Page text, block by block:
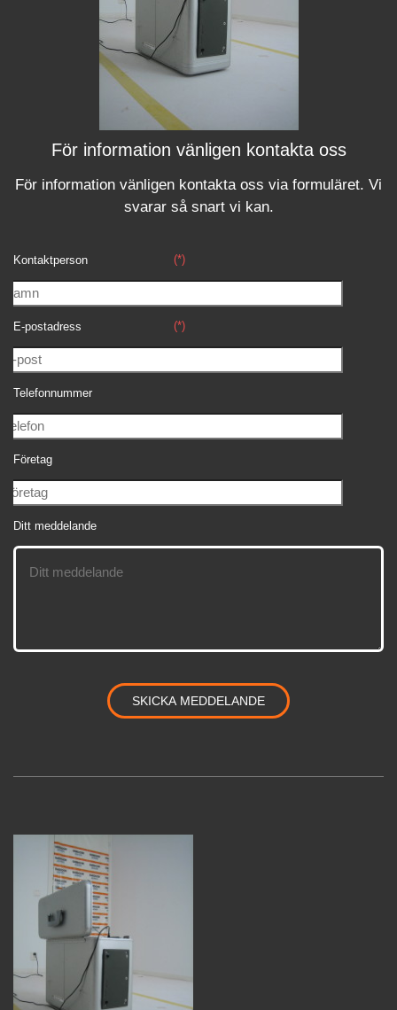
För information vänligen kontakta oss
För information vänligen kontakta oss via formuläret. Vi
svararså snart vi kan.
Kontaktperson (*)
E-postadress (*)
Telefonnummer
Företag
Ditt meddelande